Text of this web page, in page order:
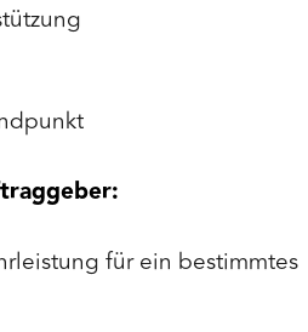
für ein bestimmtes